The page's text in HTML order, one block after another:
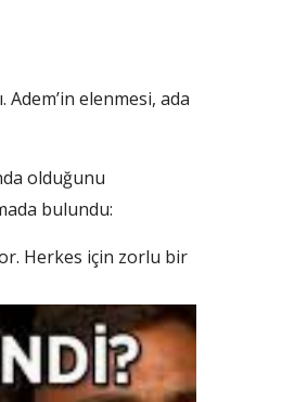
elenmesi, ada
olduğunu
bulundu:
Herkes için zorlu bir